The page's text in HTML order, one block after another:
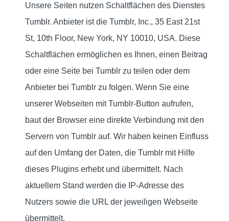
Unsere Seiten nutzen Schaltflächen des Dienstes
Tumblr. Anbieter ist die Tumblr, Inc., 35 East 21st
St, 10th Floor, New York, NY 10010, USA. Diese
Schaltflächen ermöglichen es Ihnen, einen Beitrag
oder eine Seite bei Tumblr zu teilen oder dem
Anbieter bei Tumblr zu folgen. Wenn Sie eine
unserer Webseiten mit Tumblr-Button aufrufen,
baut der Browser eine direkte Verbindung mit den
Servern von Tumblr auf. Wir haben keinen Einfluss
auf den Umfang der Daten, die Tumblr mit Hilfe
dieses Plugins erhebt und übermittelt. Nach
aktuellem Stand werden die IP-Adresse des
Nutzers sowie die URL der jeweiligen Webseite
übermittelt.